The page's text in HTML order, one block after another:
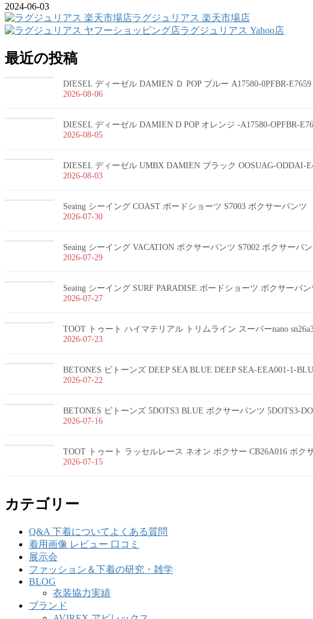
2024-06-03
ラグジュリアス 楽天市場店
ラグジュリアス Yahoo店
最近の投稿
DIESEL ディーゼル DAMIEN Ｄ POP ブルー A17580-0PFBR-
2026-08-06
DIESEL ディーゼル DAMIEN D POP オレンジ -A17580-OPFBR-
2026-08-05
DIESEL ディーゼル UMBX DAMIEN ブラック OOSUAG-ODDAI-
2026-08-03
Seaing シーイング COAST ボードショーツ S7003 ボクサーパンツ
2026-07-30
Seaing シーイング VACATION ボクサーパンツ S7002 ボクサーパ
2026-07-29
Seaing シーイング SURF PARADISE ボードショーツ ボクサーパン
2026-07-27
TOOT トゥート ハイマテリアル トリムライン スーパーnano
2026-07-23
BETONES ビトーンズ DEEP SEA BLUE DEEP SEA-EEA001-1-
2026-07-22
BETONES ビトーンズ 5DOTS3 BLUE ボクサーパンツ 5DOTS3-
2026-07-16
TOOT トゥート ラッセルレース ネオン ボクサー CB26A016 ボク
2026-07-15
カテゴリー
Q&A 下着についてよくある質問
着用画像 レビュー 口コミ
展示会
ファッション＆下着の研究・雑学
BLOG
衣装協力実績
ブランド